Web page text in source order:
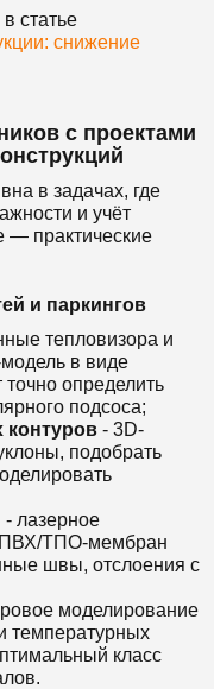
статье
снижение
с проектами
в задачах, где
и учёт
— практические
и паркингов
тепловизора и
в виде
точно определить
подсоса;
контуров - 3D-
подобрать
- лазерное
ПВХ/ТПО-мембран
швы, отслоения с
моделирование
температурных
класс